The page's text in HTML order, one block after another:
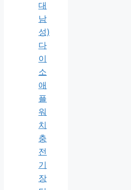
대
남
성)
다
이
소
애
플
워
치
충
전
기
장